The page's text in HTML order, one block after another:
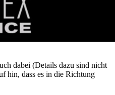
dabei (Details dazu sind nicht
hin, dass es in die Richtung